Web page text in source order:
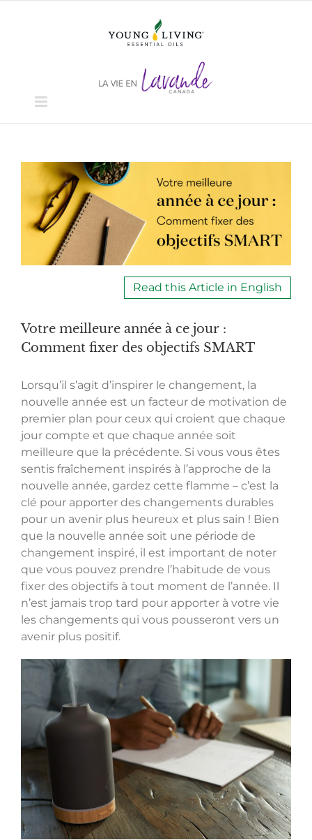
View
Larger
Image
Read this Article in English
Votre meilleure année à ce jour :
Comment fixer des objectifs SMART
Lorsqu’il s’agit d’inspirer le changement, la
nouvelle année est un facteur de motivation de
premier plan pour ceux qui croient que chaque
jour compte et que chaque année soit
meilleure que la précédente. Si vous vous êtes
sentis fraîchement inspirés à l’approche de la
nouvelle année, gardez cette flamme – c’est la
clé pour apporter des changements durables
pour un avenir plus heureux et plus sain ! Bien
que la nouvelle année soit une période de
changement inspiré, il est important de noter
que vous pouvez prendre l’habitude de vous
fixer des objectifs à tout moment de l’année. Il
n’est jamais trop tard pour apporter à votre vie
les changements qui vous pousseront vers un
avenir plus positif.